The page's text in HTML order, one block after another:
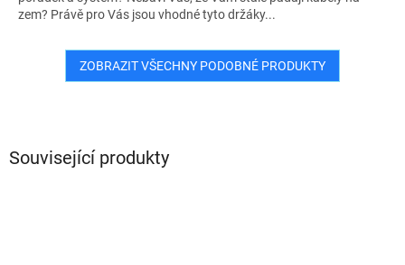
Související produkty
zem? Právě pro Vás jsou vhodné tyto držáky...
ZOBRAZIT VŠECHNY PODOBNÉ PRODUKTY